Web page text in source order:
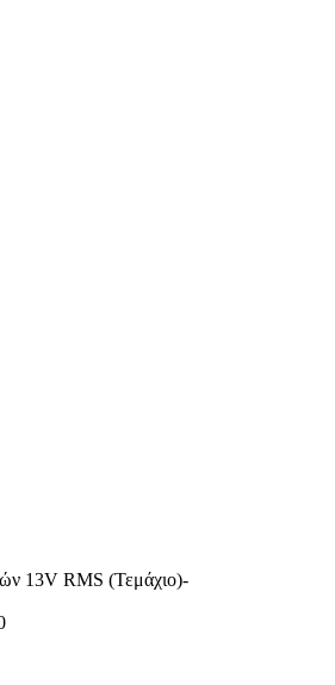
13V RMS (Τεμάχιο)-